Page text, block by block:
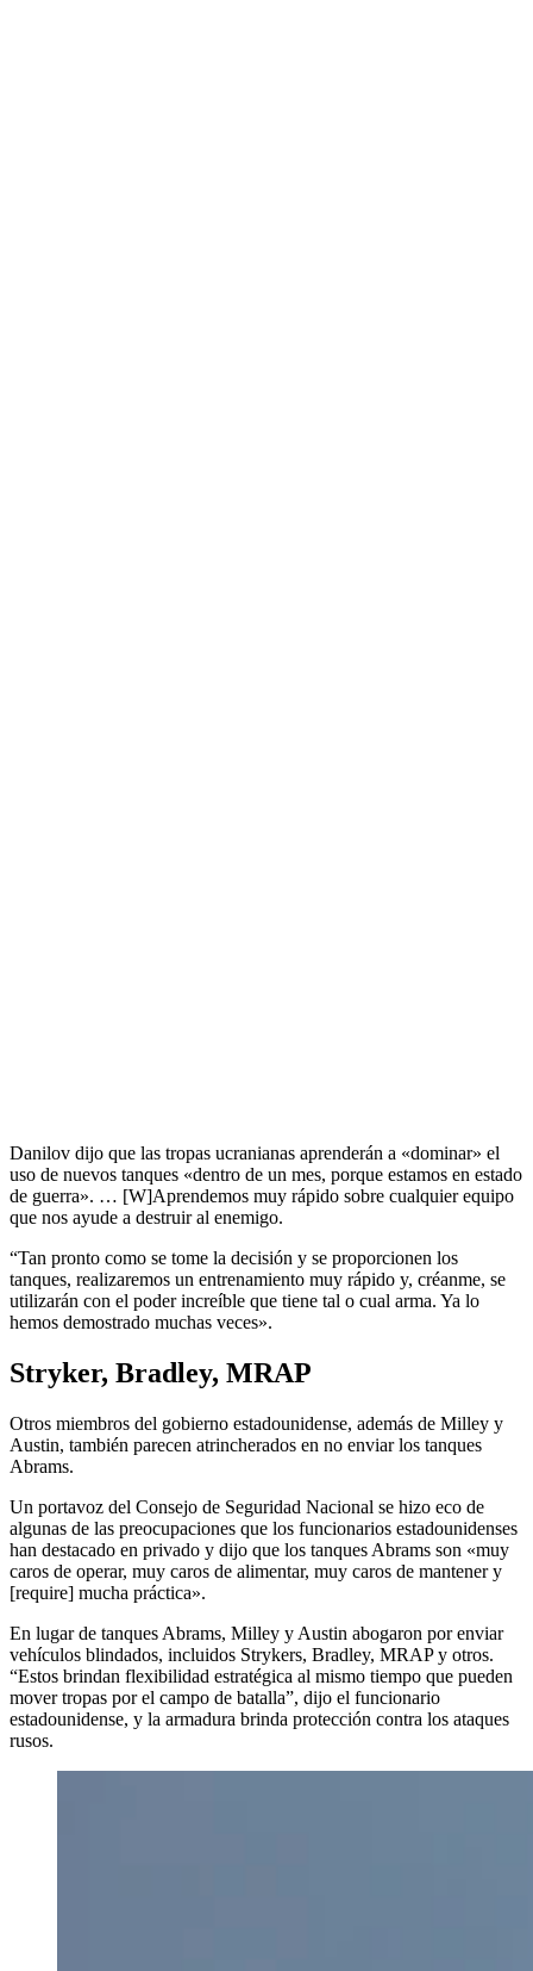
Danilov dijo que las tropas ucranianas aprenderán a «dominar» el
uso de nuevos tanques «dentro de un mes, porque estamos en estado
de guerra». … [W]Aprendemos muy rápido sobre cualquier equipo
que nos ayude a destruir al enemigo.
“Tan pronto como se tome la decisión y se proporcionen los
tanques, realizaremos un entrenamiento muy rápido y, créanme, se
utilizarán con el poder increíble que tiene tal o cual arma. Ya lo
hemos demostrado muchas veces».
Stryker, Bradley, MRAP
Otros miembros del gobierno estadounidense, además de Milley y
Austin, también parecen atrincherados en no enviar los tanques
Abrams.
Un portavoz del Consejo de Seguridad Nacional se hizo eco de
algunas de las preocupaciones que los funcionarios estadounidenses
han destacado en privado y dijo que los tanques Abrams son «muy
caros de operar, muy caros de alimentar, muy caros de mantener y
[require] mucha práctica».
En lugar de tanques Abrams, Milley y Austin abogaron por enviar
vehículos blindados, incluidos Strykers, Bradley, MRAP y otros.
“Estos brindan flexibilidad estratégica al mismo tiempo que pueden
mover tropas por el campo de batalla”, dijo el funcionario
estadounidense, y la armadura brinda protección contra los ataques
rusos.